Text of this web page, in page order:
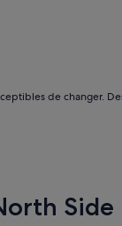
de changer.
Side